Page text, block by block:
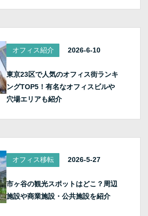
オフィス紹介 2026-6-10
東京23区で人気のオフィス街ランキ
ングTOP5！有名なオフィスビルや
穴場エリアも紹介
オフィス移転 2026-5-27
市ヶ谷の観光スポットはどこ？周辺
施設や商業施設・公共施設を紹介